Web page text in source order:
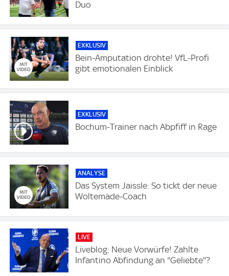
Duo
EXKLUSIV
Bein-Amputation drohte! VfL-Profi
gibt emotionalen Einblick
EXKLUSIV
Bochum-Trainer nach Abpfiff in Rage
ANALYSE
Das System Jaissle: So tickt der neue
Woltemade-Coach
LIVE
Liveblog: Neue Vorwürfe! Zahlte
Infantino Abfindung an "Geliebte"?